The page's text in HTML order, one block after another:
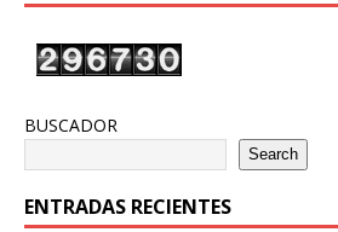
BUSCADOR
Search
ENTRADAS RECIENTES